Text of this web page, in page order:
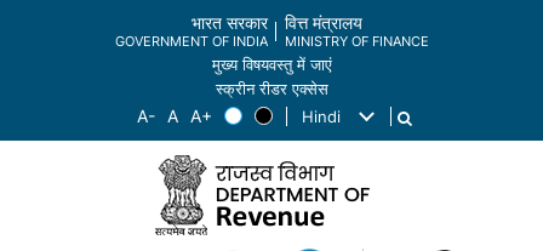
भारत सरकार
GOVERNMENT OF INDIA
वित्त मंत्रालय
MINISTRY OF FINANCE
मुख्य विषयवस्तु में जाएं
स्क्रीन रीडर एक्सेस
Hindi
List additional actions